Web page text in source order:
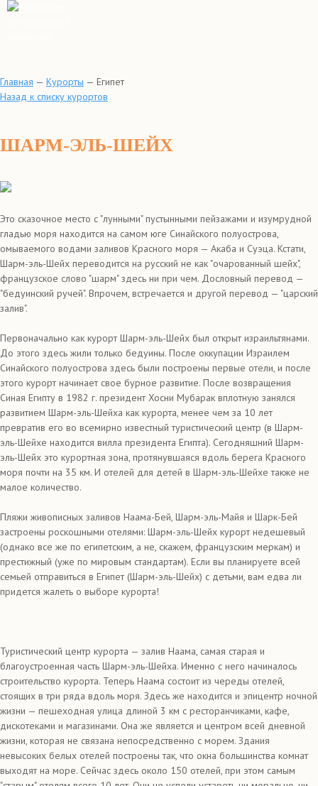
Главная — Курорты — Египет
Назад к списку курортов
ШАРМ-ЭЛЬ-ШЕЙХ
Это сказочное место с "лунными" пустынными пейзажами и изумрудной
гладью моря находится на самом юге Синайского полуострова,
омываемого водами заливов Красного моря — Акаба и Суэца. Кстати,
Шарм-эль-Шейх переводится на русский не как "очарованный шейх",
французское слово "шарм" здесь ни при чем. Дословный перевод —
"бедуинский ручей". Впрочем, встречается и другой перевод — "царский
залив".
Первоначально как курорт Шарм-эль-Шейх был открыт израильтянами.
До этого здесь жили только бедуины. После оккупации Израилем
Синайского полуострова здесь были построены первые отели, и после
этого курорт начинает свое бурное развитие. После возвращения
Синая Египту в 1982 г. президент Хосни Мубарак вплотную занялся
развитием Шарм-эль-Шейха как курорта, менее чем за 10 лет
превратив его во всемирно известный туристический центр (в Шарм-
эль-Шейхе находится вилла президента Египта). Сегодняшний Шарм-
эль-Шейх это курортная зона, протянувшаяся вдоль берега Красного
моря почти на 35 км. И отелей для детей в Шарм-эль-Шейхе также не
малое количество.
Пляжи живописных заливов Наама-Бей, Шарм-эль-Майя и Шарк-Бей
застроены роскошными отелями: Шарм-эль-Шейх курорт недешевый
(однако все же по египетским, а не, скажем, французским меркам) и
престижный (уже по мировым стандартам). Если вы планируете всей
семьей отправиться в Египет (Шарм-эль-Шейх) с детьми, вам едва ли
придется жалеть о выборе курорта!
Туристический центр курорта — залив Наама, самая старая и
благоустроенная часть Шарм-эль-Шейха. Именно с него начиналось
строительство курорта. Теперь Наама состоит из череды отелей,
стоящих в три ряда вдоль моря. Здесь же находится и эпицентр ночной
жизни — пешеходная улица длиной 3 км с ресторанчиками, кафе,
дискотеками и магазинами. Она же является и центром всей дневной
жизни, которая не связана непосредственно с морем. Здания
невысоких белых отелей построены так, что окна большинства комнат
выходят на море. Сейчас здесь около 150 отелей, при этом самым